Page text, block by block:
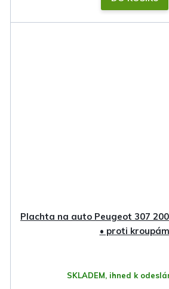
Plachta na auto Peugeot 307
• proti kroupám
SKLADEM, ihned k